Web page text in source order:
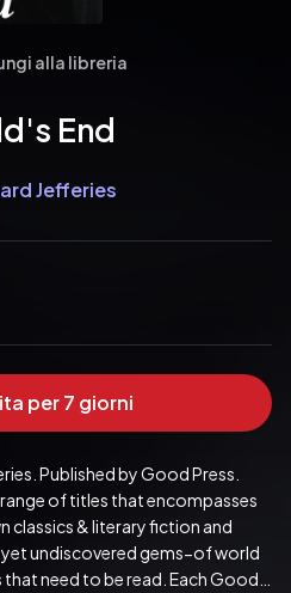
alla libreria
End
Jefferies
per 7 giorni
Published by Good Press.
of titles that encompasses
classics & literary fiction and
undiscovered gems−of world
need to be read. Each Good